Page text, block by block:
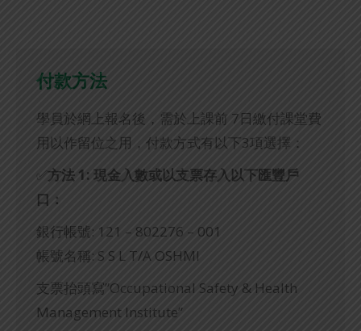
付款方法
學員於網上報名後，需於上課前 7日繳付課堂費
用以作留位之用，付款方式有以下3項選擇：
✅方法 1: 現金入數或以支票存入以下匯豐戶
口：
銀行帳號: 121 – 802276 – 001
帳號名稱: S S L T/A OSHMI
支票抬頭寫”Occupational Safety & Health
Management Institute”